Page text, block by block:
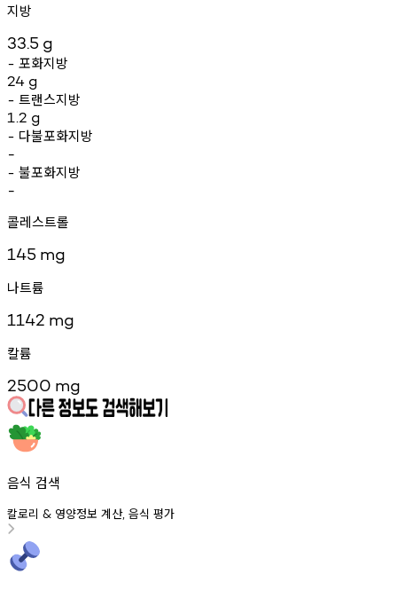
지방
33.5 g
- 포화지방
24 g
- 트랜스지방
1.2 g
- 다불포화지방
-
- 불포화지방
-
콜레스트롤
145 mg
나트륨
1142 mg
칼륨
2500 mg
음식 검색
칼로리 & 영양정보 계산, 음식 평가